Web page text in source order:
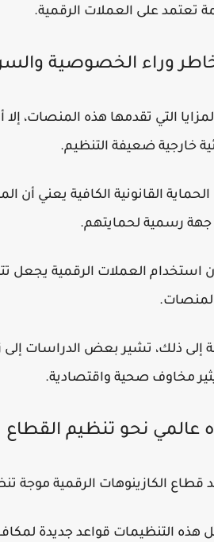
تعتمد على العملات الرقمية.
وراء الخصوصية
التي تقدمها هذه المنصات،
خارجية ضعيفة التنظيم.
القانونية الكافية يعني
جهة رسمية لحمايتهم.
استخدام العملات الرقمية يجعل
إلى ذلك، تشير بعض الدراسات إلى
مخاوف صحية واقتصادية.
عالمي نحو تنظيم القطاع
الكازينوهات الرقمية موجة
هذه التنظيمات قواعد جديدة